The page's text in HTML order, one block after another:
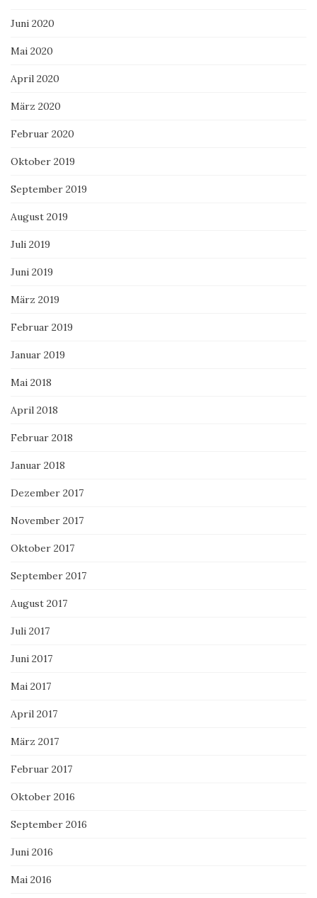
Juni 2020
Mai 2020
April 2020
März 2020
Februar 2020
Oktober 2019
September 2019
August 2019
Juli 2019
Juni 2019
März 2019
Februar 2019
Januar 2019
Mai 2018
April 2018
Februar 2018
Januar 2018
Dezember 2017
November 2017
Oktober 2017
September 2017
August 2017
Juli 2017
Juni 2017
Mai 2017
April 2017
März 2017
Februar 2017
Oktober 2016
September 2016
Juni 2016
Mai 2016